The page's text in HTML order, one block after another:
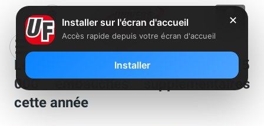
Les syndicats d’Orange réclament 5
000 embauches supplémentaires
cette année
✕
Installer sur l'écran d'accueil
Accès rapide depuis votre écran d'accueil
Installer